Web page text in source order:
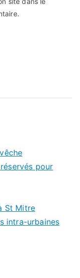
pour
St Mitre
intra-urbaines